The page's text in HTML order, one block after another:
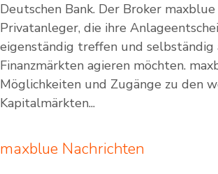
Deutschen Bank. Der Broker
Privatanleger, die ihre
eigenständig treffen und selbständig
Finanzmärkten agieren möchten.
Möglichkeiten und Zugänge zu den
Kapitalmärkten...
maxblue Nachrichten